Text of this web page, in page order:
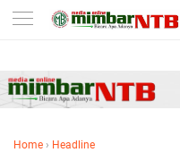
-->
Home › Headline